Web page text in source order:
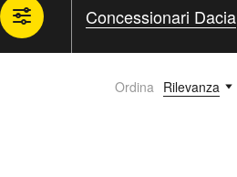
Concessionari Dacia
Ordina Rilevanza